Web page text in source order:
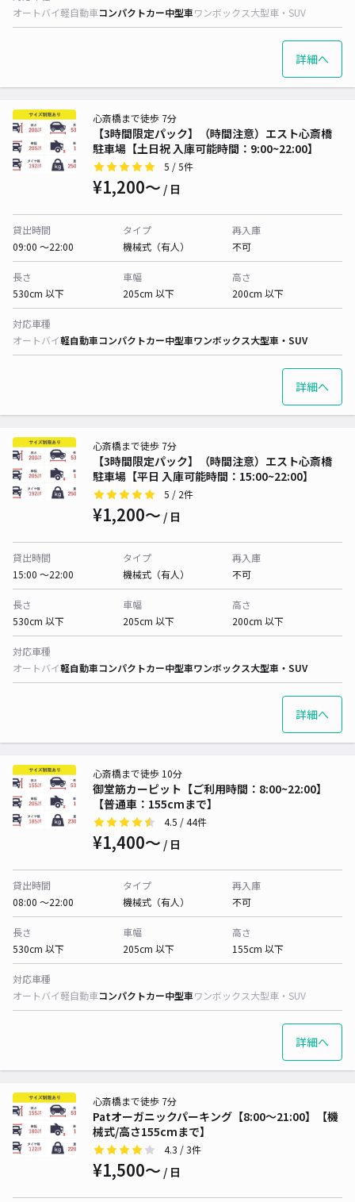
オートバイ軽自動車コンパクトカー中型車ワンボックス大型車・SUV
詳細へ
【3時間限定パック】（時間注意）エスト心斎橋
駐車場【土日祝 入庫可能時間：9:00~22:00】
心斎橋まで徒歩 7分
5 / 5件
¥1,200〜 / 日
貸出時間
09:00 〜22:00
タイプ
機械式（有人）
再入庫
不可
長さ
530cm 以下
車幅
205cm 以下
高さ
200cm 以下
対応車種
オートバイ軽自動車コンパクトカー中型車ワンボックス大型車・SUV
詳細へ
【3時間限定パック】（時間注意）エスト心斎橋
駐車場【平日 入庫可能時間：15:00~22:00】
心斎橋まで徒歩 7分
5 / 2件
¥1,200〜 / 日
貸出時間
15:00 〜22:00
タイプ
機械式（有人）
再入庫
不可
長さ
530cm 以下
車幅
205cm 以下
高さ
200cm 以下
対応車種
オートバイ軽自動車コンパクトカー中型車ワンボックス大型車・SUV
詳細へ
御堂筋カーピット【ご利用時間：8:00~22:00】
【普通車：155cmまで】
心斎橋まで徒歩 10分
4.5 / 44件
¥1,400〜 / 日
貸出時間
08:00 〜22:00
タイプ
機械式（有人）
再入庫
不可
長さ
530cm 以下
車幅
205cm 以下
高さ
155cm 以下
対応車種
オートバイ軽自動車コンパクトカー中型車ワンボックス大型車・SUV
詳細へ
Patオーガニックパーキング【8:00〜21:00】【機
械式/高さ155cmまで】
心斎橋まで徒歩 7分
4.3 / 3件
¥1,500〜 / 日